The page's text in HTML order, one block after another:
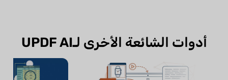
أدوات الشائعة الأخرى لـUPDF AI